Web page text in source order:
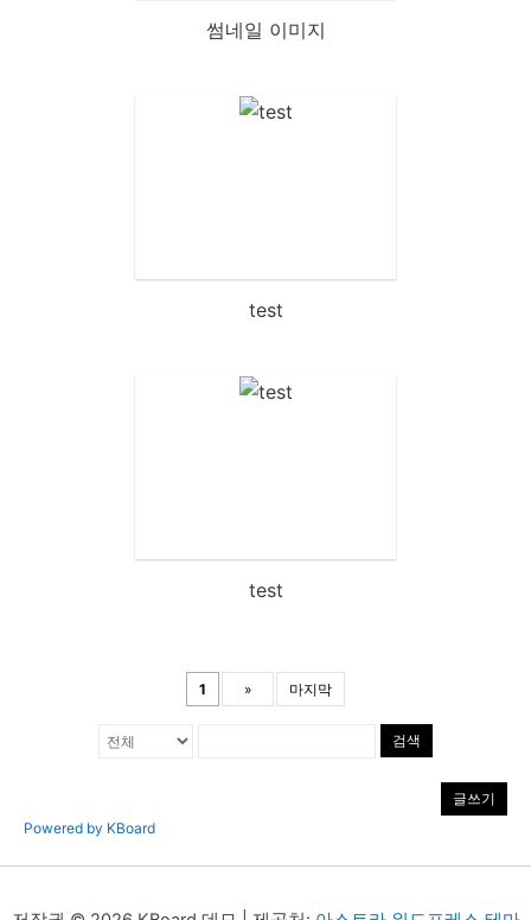
썸네일 이미지
test
test
1 » 마지막
검색
글쓰기
Powered by KBoard